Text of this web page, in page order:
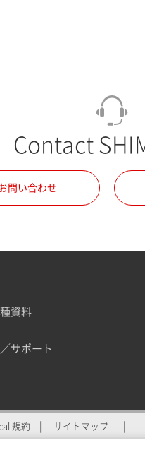
Contact
問い合わせ
資料
サポート
規約 サイトマップ